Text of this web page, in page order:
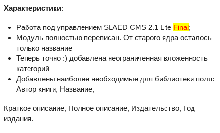
Характеристики:
Работа под управлением SLAED CMS 2.1 Lite Final;
Модуль полностью переписан. От старого ядра осталось
только название
Теперь точно :) добавлена неограниченная вложенность
категорий
Добавлены наиболее необходимые для библиотеки поля:
Автор книги, Название,
Краткое описание, Полное описание, Издательство, Год
издания.